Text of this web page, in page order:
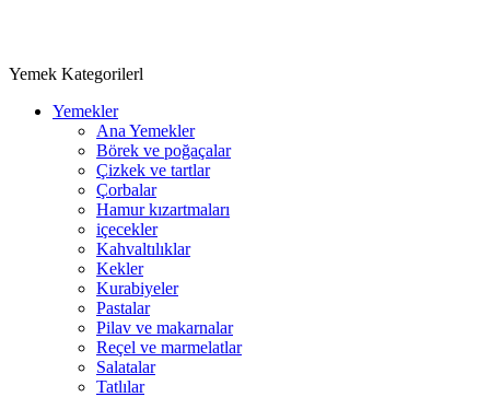
Yemek Kategorilerl
Yemekler
Ana Yemekler
Börek ve poğaçalar
Çizkek ve tartlar
Çorbalar
Hamur kızartmaları
içecekler
Kahvaltılıklar
Kekler
Kurabiyeler
Pastalar
Pilav ve makarnalar
Reçel ve marmelatlar
Salatalar
Tatlılar